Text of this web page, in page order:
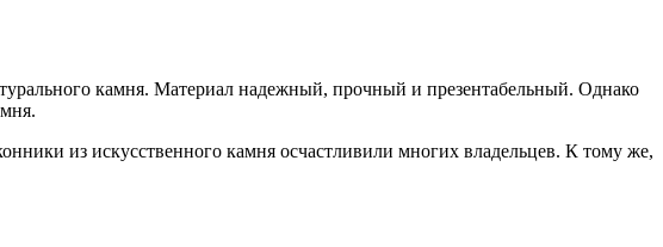
камня. Материал надежный, прочный и презентабельный. Однако
из искусственного камня осчастливили многих владельцев. К тому же,